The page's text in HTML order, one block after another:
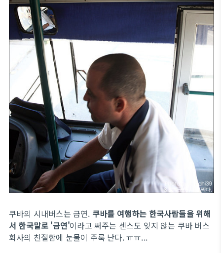
쿠바의 시내버스는 금연. 쿠바를 여행하는 한국사람들을 위해
서 한국말로 '금연'이라고 써주는 센스도 잊지 않는 쿠바 버스
회사의 친절함에 눈물이 주룩 난다. ㅠㅠ...